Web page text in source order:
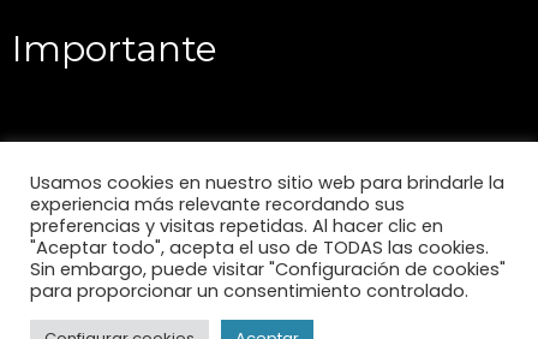
Importante
Usamos cookies en nuestro sitio web para brindarle la
experiencia más relevante recordando sus
preferencias y visitas repetidas. Al hacer clic en
"Aceptar todo", acepta el uso de TODAS las cookies.
Sin embargo, puede visitar "Configuración de cookies"
para proporcionar un consentimiento controlado.